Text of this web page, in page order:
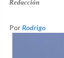
Redacción
PorRodrigo